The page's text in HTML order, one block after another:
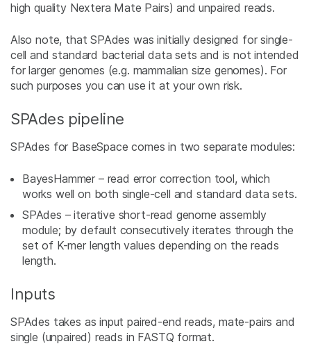
high quality Nextera Mate Pairs) and unpaired reads.
Also note, that SPAdes was initially designed for single-
cell and standard bacterial data sets and is not intended
for larger genomes (e.g. mammalian size genomes). For
such purposes you can use it at your own risk.
SPAdes pipeline
SPAdes for BaseSpace comes in two separate modules:
BayesHammer – read error correction tool, which
works well on both single-cell and standard data sets.
SPAdes – iterative short-read genome assembly
module; by default consecutively iterates through the
set of K-mer length values depending on the reads
length.
Inputs
SPAdes takes as input paired-end reads, mate-pairs and
single (unpaired) reads in FASTQ format.